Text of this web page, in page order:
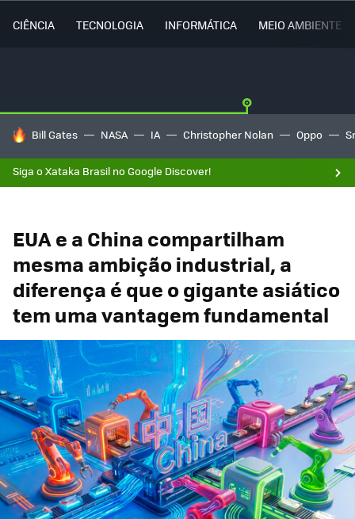
CIÊNCIA TECNOLOGIA INFORMÁTICA MEIO AMBIENTE
TENDÊNCIAS DO DIA
Bill Gates NASA IA Christopher Nolan Oppo
Siga o Xataka Brasil no Google Discover!
EUA e a China compartilham
mesma ambição industrial, a
diferença é que o gigante asiático
tem uma vantagem fundamental